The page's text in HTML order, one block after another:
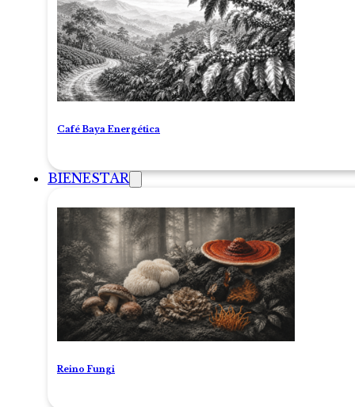
Café Baya Energética
BIENESTAR
Reino Fungi